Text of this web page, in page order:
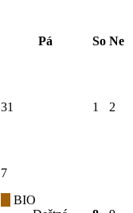
Pá So Ne
31 1 2
7
BIO